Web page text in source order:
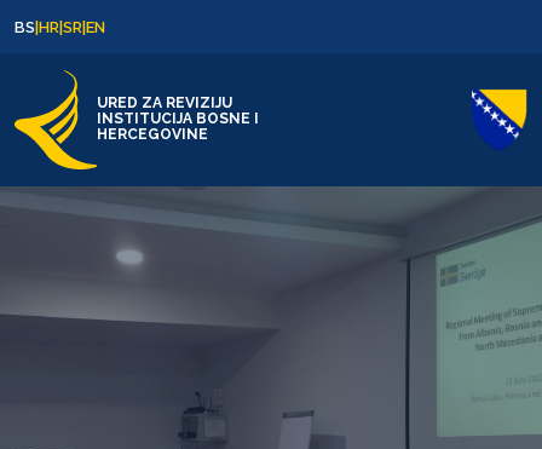
BS|HR|SR|EN
URED ZA REVIZIJU
INSTITUCIJA BOSNE I
HERCEGOVINE